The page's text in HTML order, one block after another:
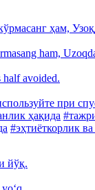
ҳам,
ham,
half avoided.
при
ҳақида
#эҳтиёткорлик
йўқ.